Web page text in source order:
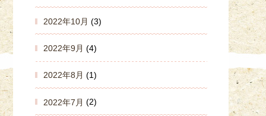
2022年10月 (3)
2022年9月 (4)
2022年8月 (1)
2022年7月 (2)